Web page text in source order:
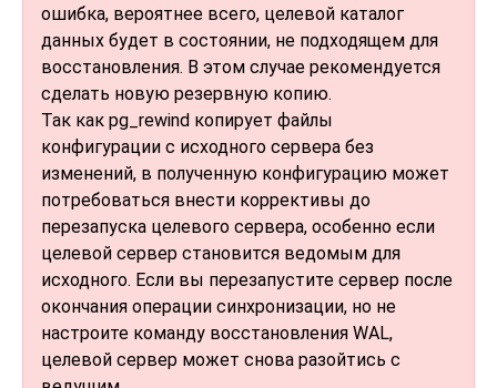
ошибка, вероятнее всего, целевой каталог
данных будет в состоянии, не подходящем для
восстановления. В этом случае рекомендуется
сделать новую резервную копию.
Так как pg_rewind копирует файлы
конфигурации с исходного сервера без
изменений, в полученную конфигурацию может
потребоваться внести коррективы до
перезапуска целевого сервера, особенно если
целевой сервер становится ведомым для
исходного. Если вы перезапустите сервер после
окончания операции синхронизации, но не
настроите команду восстановления WAL,
целевой сервер может снова разойтись с